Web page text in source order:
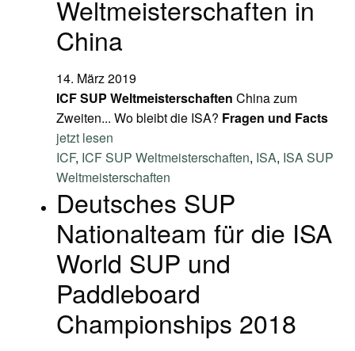
Weltmeisterschaften in
China
14. März 2019
ICF SUP Weltmeisterschaften China zum
Zweiten... Wo bleibt die ISA? Fragen und Facts
jetzt lesen
ICF, ICF SUP Weltmeisterschaften, ISA, ISA SUP
Weltmeisterschaften
Deutsches SUP
Nationalteam für die ISA
World SUP und
Paddleboard
Championships 2018